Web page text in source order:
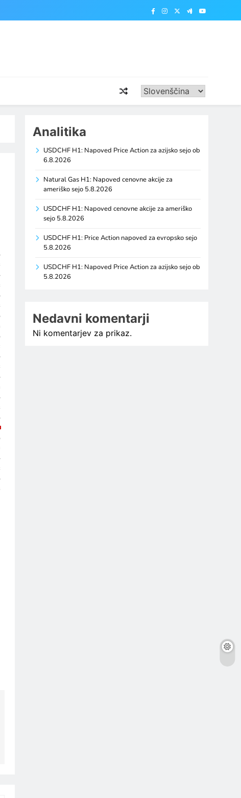
Analitika
USDCHF H1: Napoved Price Action za azijsko sejo ob
6.8.2026
Natural Gas H1: Napoved cenovne akcije za
ameriško sejo 5.8.2026
USDCHF H1: Napoved cenovne akcije za ameriško
sejo 5.8.2026
USDCHF H1: Price Action napoved za evropsko sejo
5.8.2026
USDCHF H1: Napoved Price Action za azijsko sejo ob
5.8.2026
Nedavni komentarji
Ni komentarjev za prikaz.